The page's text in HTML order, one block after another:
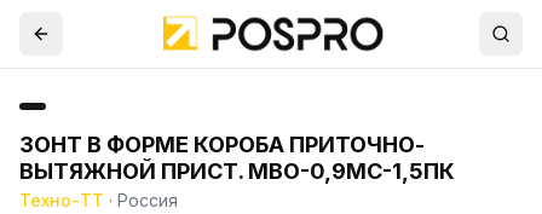
ЗОНТ В ФОРМЕ КОРОБА ПРИТОЧНО-
ВЫТЯЖНОЙ ПРИСТ. МВО-0,9МС-1,5ПК
Техно-ТТ · Россия